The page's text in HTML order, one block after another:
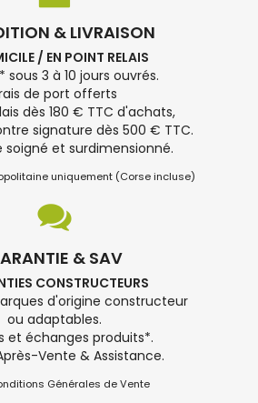
& LIVRAISON
/ EN POINT RELAIS
sous 3 à 10 jours ouvrés.
de port offerts
dès 180 € TTC d'achats,
signature dès 500 € TTC.
soigné et surdimensionné.
uniquement (Corse incluse)
& SAV
CONSTRUCTEURS
d'origine constructeur
ou adaptables.
et échanges produits*.
Vente & Assistance.
Générales de Vente